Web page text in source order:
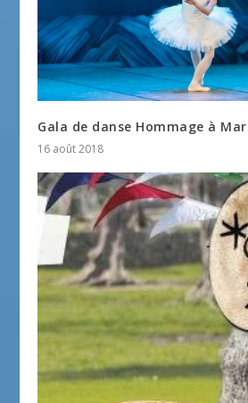
Gala de danse Hommage à
16 août 2018